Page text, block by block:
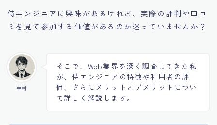
侍エンジニアに興味があるけれど、実際の評判や口コ
ミを見て参加する価値があるのか迷っていませんか？
中村
そこで、Web業界を深く調査してきた私
が、侍エンジニアの特徴や利用者の評
価、さらにメリットとデメリットについ
て詳しく解説します。